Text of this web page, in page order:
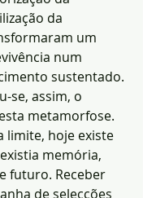
da
um
num
sustentado.
se, assim, o
metamorfose.
limite, hoje existe
memória,
futuro. Receber
de selecções